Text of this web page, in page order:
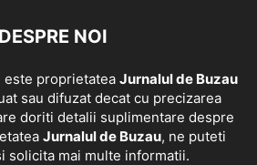
DESPRE NOI
proprietatea Jurnalul de Buzau
sau difuzat decat cu precizarea
doriti detalii suplimentare despre
Jurnalul de Buzau, ne puteti
solicita mai multe informatii.